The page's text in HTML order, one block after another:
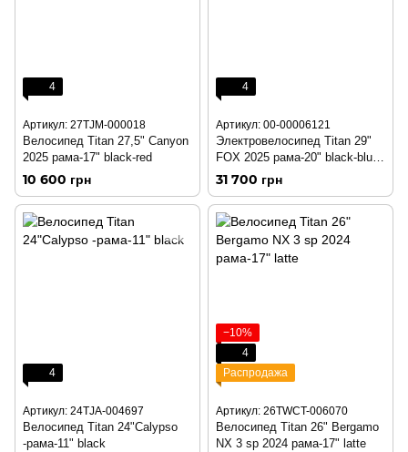
4
Артикул: 27TJM-000018
Велосипед Titan 27,5" Canyon
2025 рама-17" black-red
10 600 грн
4
Артикул: 00-00006121
Электровелосипед Titan 29"
FOX 2025 рама-20" black-blue
MXUS FX-15 CASSETE
31 700 грн
4
Артикул: 24TJA-004697
Велосипед Titan 24"Calypso
-рама-11" black
−10%
4
Распродажа
Артикул: 26TWCT-006070
Велосипед Titan 26" Bergamo
NX 3 sp 2024 рама-17" latte